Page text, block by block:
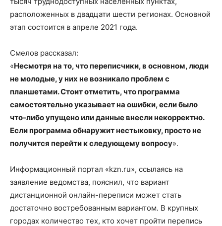
расположенных в двадцати шести регионах. Основной
этап состоится в апреле 2021 года.
Смелов рассказал:
«Несмотря на то, что переписчики, в основном, люди
не молодые, у них не возникало проблем с
планшетами. Стоит отметить, что программа
самостоятельно указывает на ошибки, если было
что-либо упущено или данные внесли некорректно.
Если программа обнаружит нестыковку, просто не
получится перейти к следующему вопросу».
Информационный портал «kzn.ru», ссылаясь на
заявление ведомства, пояснил, что вариант
дистанционной онлайн-переписи может стать
достаточно востребованным вариантом. В крупных
городах количество тех, кто хочет пройти перепись